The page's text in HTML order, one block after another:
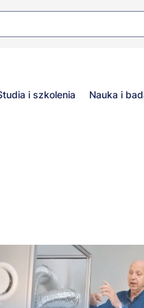
i szkolenia Nauka i